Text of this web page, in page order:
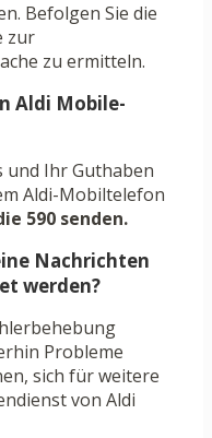
Befolgen Sie die
zur
zu ermitteln.
Aldi Mobile-
Ihr Guthaben
Aldi-Mobiltelefon
590 senden.
Nachrichten
werden?
Probleme
sich für weitere
von Aldi